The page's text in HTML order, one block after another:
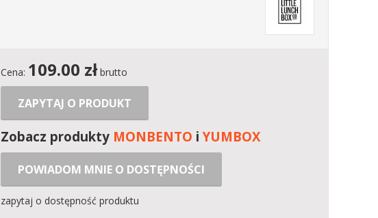
Cena: 109.00 złbrutto
ZAPYTAJ O PRODUKT
Zobacz produkty MONBENTO iYUMBOX
POWIADOM MNIE O DOSTĘPNOŚCI
zapytaj o dostępność produktu